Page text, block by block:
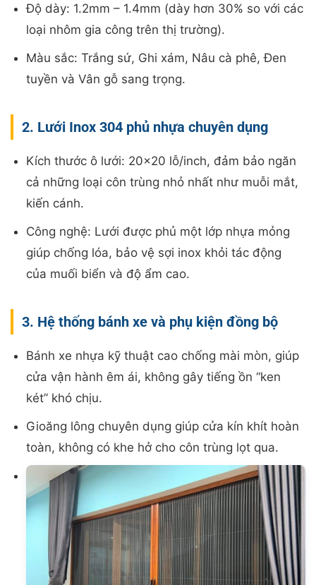
Độ dày: 1.2mm – 1.4mm (dày hơn 30% so với các
loại nhôm gia công trên thị trường).
Màu sắc: Trắng sứ, Ghi xám, Nâu cà phê, Đen
tuyền và Vân gỗ sang trọng.
2. Lưới Inox 304 phủ nhựa chuyên dụng
Kích thước ô lưới: 20×20 lỗ/inch, đảm bảo ngăn
cả những loại côn trùng nhỏ nhất như muỗi mắt,
kiến cánh.
Công nghệ: Lưới được phủ một lớp nhựa mỏng
giúp chống lóa, bảo vệ sợi inox khỏi tác động
của muối biển và độ ẩm cao.
3. Hệ thống bánh xe và phụ kiện đồng bộ
Bánh xe nhựa kỹ thuật cao chống mài mòn, giúp
cửa vận hành êm ái, không gây tiếng ồn “ken
két” khó chịu.
Gioăng lông chuyên dụng giúp cửa kín khít hoàn
toàn, không có khe hở cho côn trùng lọt qua.